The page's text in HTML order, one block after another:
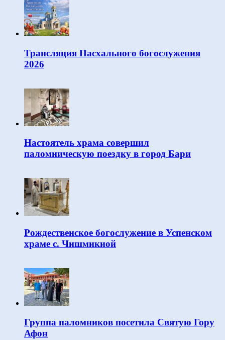
Трансляция Пасхального богослужения
2026
Настоятель храма совершил
паломническую поездку в город Бари
Рождественское богослужение в Успенском
храме с. Чишмикиой
Группа паломников посетила Святую Гору
Афон